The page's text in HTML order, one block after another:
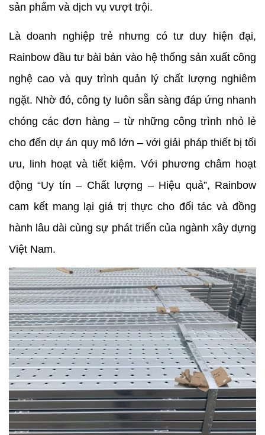
sản phẩm và dịch vụ vượt trội.
Là doanh nghiệp trẻ nhưng có tư duy hiện đại,
Rainbow đầu tư bài bản vào hệ thống sản xuất công
nghệ cao và quy trình quản lý chất lượng nghiêm
ngặt. Nhờ đó, công ty luôn sẵn sàng đáp ứng nhanh
chóng các đơn hàng – từ những công trình nhỏ lẻ
cho đến dự án quy mô lớn – với giải pháp thiết bị tối
ưu, linh hoạt và tiết kiệm. Với phương châm hoạt
động “Uy tín – Chất lượng – Hiệu quả”, Rainbow
cam kết mang lại giá trị thực cho đối tác và đồng
hành lâu dài cùng sự phát triển của ngành xây dựng
Việt Nam.